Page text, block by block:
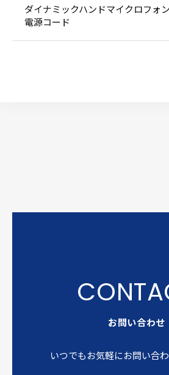
ダイナミックハンドマイクロフォ
電源コード
お問い合わせ
いつでもお気軽にお問い合わ